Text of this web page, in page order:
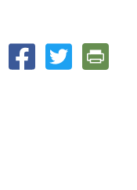
EMILIA PARDO